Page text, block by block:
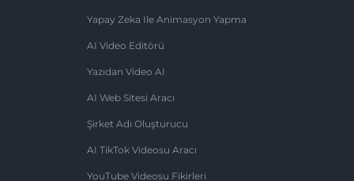
Yapay Zeka Ile Animasyon Yapma
AI Video Editörü
Yazıdan Video AI
AI Web Sitesi Aracı
Şirket Adı Oluşturucu
AI TikTok Videosu Aracı
YouTube Videosu Fikirleri